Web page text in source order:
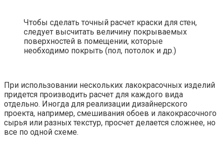
Чтобы сделать точный расчет краски для стен,
следует высчитать величину покрываемых
поверхностей в помещении, которые
необходимо покрыть (пол, потолок и др.)
При использовании нескольких лакокрасочных изделий
придется производить расчет для каждого вида
отдельно. Иногда для реализации дизайнерского
проекта, например, смешивания обоев и лакокрасочного
сырья или разных текстур, просчет делается сложнее, но
все по одной схеме.